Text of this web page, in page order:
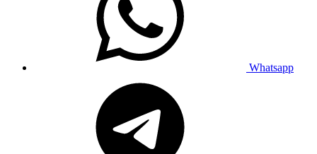
Whatsapp